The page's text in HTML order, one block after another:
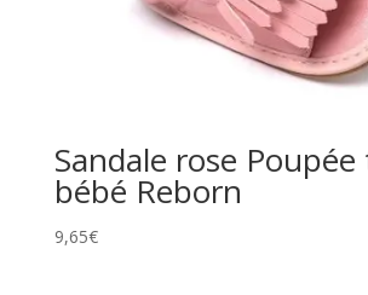
Sandale rose
bébé Reborn
9,65€